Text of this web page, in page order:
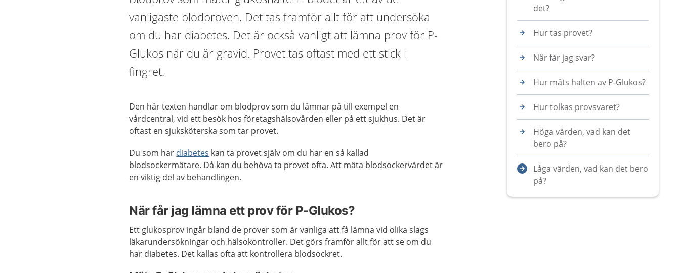
vanligaste blodproven. Det tas framför allt för att undersöka
om du har diabetes. Det är också vanligt att lämna prov för P-
Glukos när du är gravid. Provet tas oftast med ett stick i
fingret.
Den här texten handlar om blodprov som du lämnar på till exempel en
vårdcentral, vid ett besök hos företagshälsovården eller på ett sjukhus. Det är
oftast en sjuksköterska som tar provet.
Du som har diabetes kan ta provet själv om du har en så kallad
blodsockermätare. Då kan du behöva ta provet ofta. Att mäta blodsockervärdet är
en viktig del av behandlingen.
När får jag lämna ett prov för P-Glukos?
Ett glukosprov ingår bland de prover som är vanliga att få lämna vid olika slags
läkarundersökningar och hälsokontroller. Det görs framför allt för att se om du
har diabetes. Det kallas ofta att kontrollera blodsockret.
det?
Hur tas provet?
När får jag svar?
Hur mäts halten av P-Glukos?
Hur tolkas provsvaret?
Höga värden, vad kan det
bero på?
Låga värden, vad kan det bero
på?